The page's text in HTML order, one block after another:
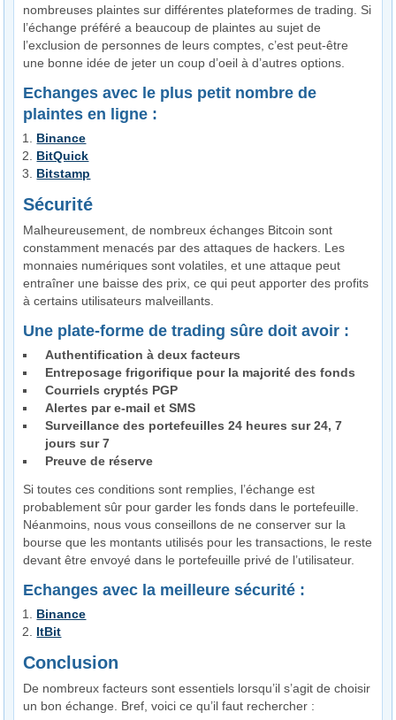
nombreuses plaintes sur différentes plateformes de trading. Si
l’échange préféré a beaucoup de plaintes au sujet de
l’exclusion de personnes de leurs comptes, c’est peut-être
une bonne idée de jeter un coup d’oeil à d’autres options.
Echanges avec le plus petit nombre de
plaintes en ligne :
Binance
BitQuick
Bitstamp
Sécurité
Malheureusement, de nombreux échanges Bitcoin sont
constamment menacés par des attaques de hackers. Les
monnaies numériques sont volatiles, et une attaque peut
entraîner une baisse des prix, ce qui peut apporter des profits
à certains utilisateurs malveillants.
Une plate-forme de trading sûre doit avoir :
Authentification à deux facteurs
Entreposage frigorifique pour la majorité des fonds
Courriels cryptés PGP
Alertes par e-mail et SMS
Surveillance des portefeuilles 24 heures sur 24, 7
jours sur 7
Preuve de réserve
Si toutes ces conditions sont remplies, l’échange est
probablement sûr pour garder les fonds dans le portefeuille.
Néanmoins, nous vous conseillons de ne conserver sur la
bourse que les montants utilisés pour les transactions, le reste
devant être envoyé dans le portefeuille privé de l’utilisateur.
Echanges avec la meilleure sécurité :
Binance
ItBit
Conclusion
De nombreux facteurs sont essentiels lorsqu’il s’agit de choisir
un bon échange. Bref, voici ce qu’il faut rechercher :